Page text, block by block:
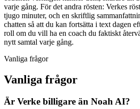
varje gång. För det andra rösten: Verkes
tjugo minuter, och en skriftlig
chatten så att du kan fortsätta i text dagen
roll om du vill ha en coach du faktiskt
nytt samtal varje gång.
Vanliga frågor
Vanliga frågor
Är Verke billigare än Noah AI?